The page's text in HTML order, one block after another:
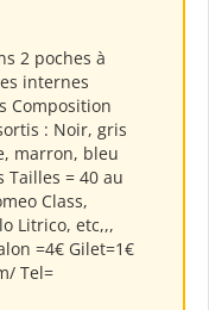
2 poches à
internes
Composition
: Noir, gris
marron, bleu
Tailles = 40 au
Class,
Litrico, etc,,,
=4€ Gilet=1€
Tel=